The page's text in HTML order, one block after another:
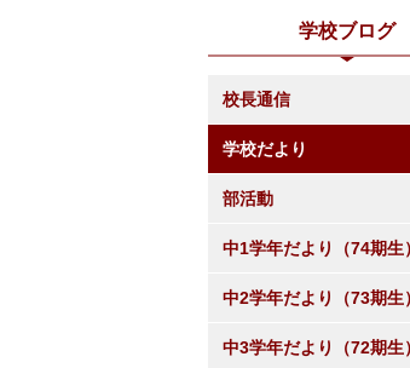
学校ブログ
校長通信
学校だより
部活動
中1学年だより（74期生）
中2学年だより（73期生）
中3学年だより（72期生）